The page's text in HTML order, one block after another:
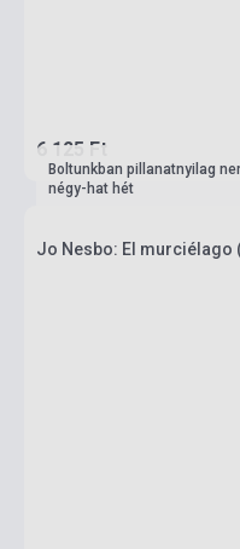
6 125 Ft
Boltunkban pillanatnyilag
négy-hat hét
Jo Nesbo: El murciélago